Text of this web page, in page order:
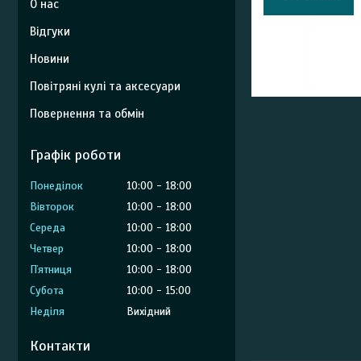
О нас
Відгуки
Новини
Повітряні кулі та аксесуари
Повернення та обмін
Графік роботи
Понеділок 10:00
18:00
Вівторок
10:00
18:00
Середа
10:00
18:00
Четвер
10:00
18:00
Пʼятниця
10:00
18:00
Субота
10:00
15:00
Неділя
Вихідний
Контакти